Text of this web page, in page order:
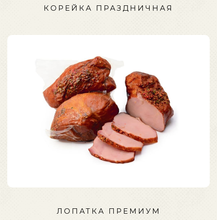
КОРЕЙКА ПРАЗДНИЧНАЯ
ЛОПАТКА ПРЕМИУМ